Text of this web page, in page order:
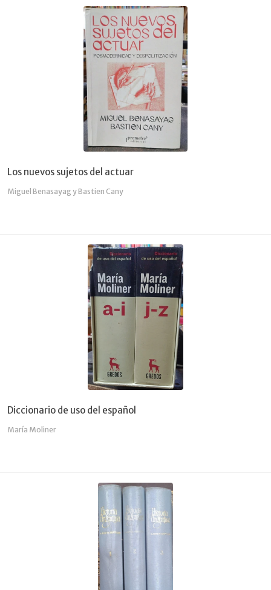
Los nuevos sujetos del actuar
Miguel Benasayag y Bastien Cany
Diccionario de uso del español
María Moliner